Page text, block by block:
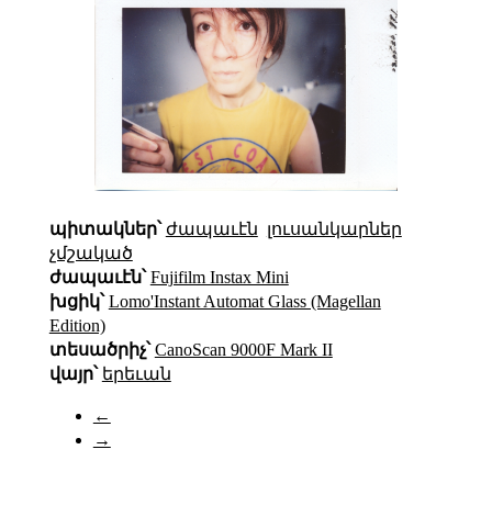
պիտակներ՝ ժապաւէն լուսանկարներ
չմշակած
ժապաւէն՝ Fujifilm Instax Mini
խցիկ՝ Lomo'Instant Automat Glass (Magellan
Edition)
տեսածրիչ՝ CanoScan 9000F Mark II
վայր՝ երեւան
←
→